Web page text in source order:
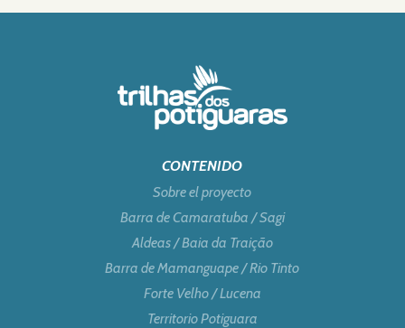
CONTENIDO
Sobre el proyecto
Barra de Camaratuba / Sagi
Aldeas / Baia da Traição
Barra de Mamanguape / Rio Tinto
Forte Velho / Lucena
Territorio Potiguara